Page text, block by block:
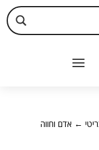
← אדם וחווה